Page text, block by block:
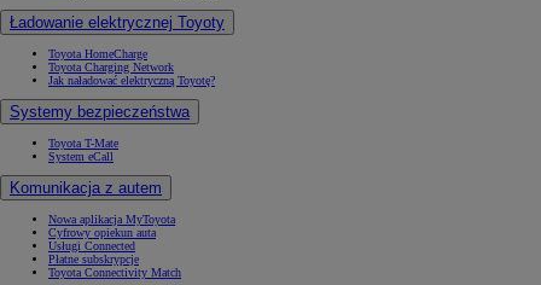
Ładowanie elektrycznej Toyoty
Toyota HomeCharge
Toyota Charging Network
Jak naładować elektryczną Toyotę?
Systemy bezpieczeństwa
Toyota T-Mate
System eCall
Komunikacja z autem
Nowa aplikacja MyToyota
Cyfrowy opiekun auta
Usługi Connected
Płatne subskrypcje
Toyota Connectivity Match